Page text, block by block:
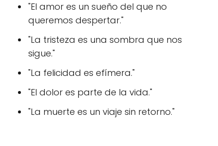
"El amor es un sueño del que no
queremos despertar."
"La tristeza es una sombra que nos
sigue."
"La felicidad es efímera."
"El dolor es parte de la vida."
"La muerte es un viaje sin retorno."